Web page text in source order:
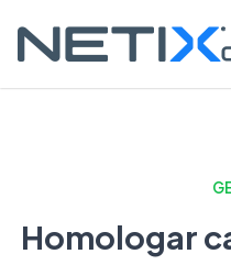
Homologar